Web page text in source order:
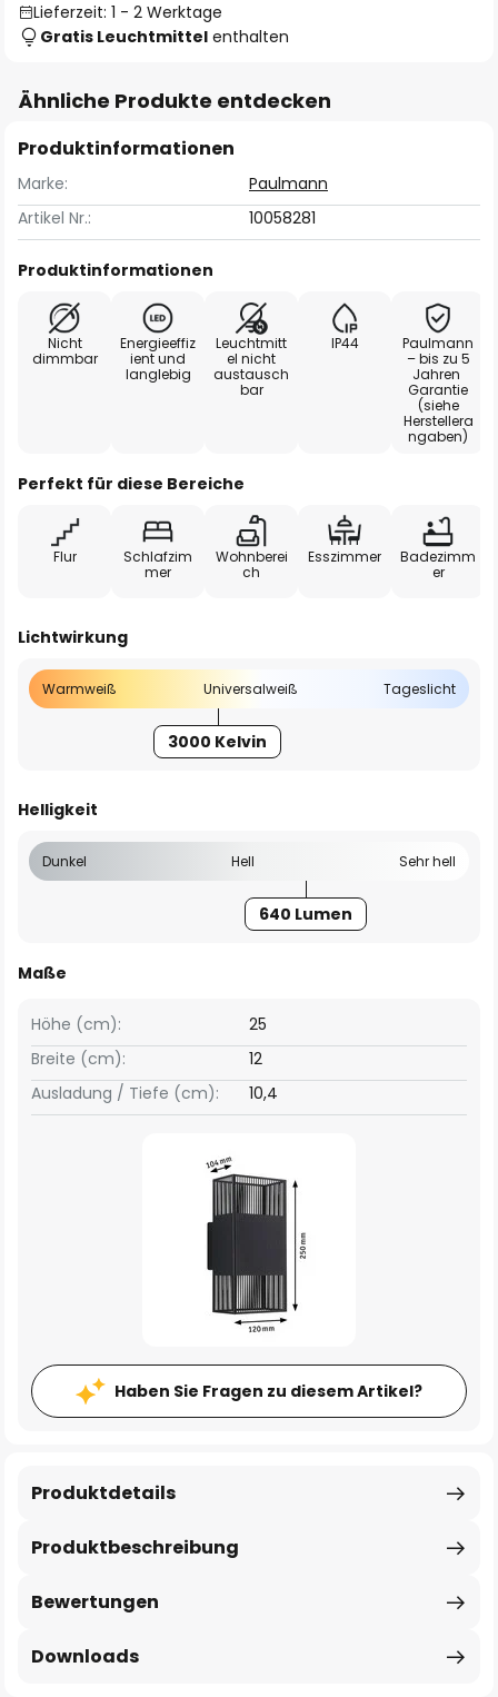
Lieferzeit: 1 - 2 Werktage
Gratis Leuchtmittel enthalten
Ähnliche Produkte entdecken
Produktinformationen
Marke:
Paulmann
Artikel Nr.:
10058281
Produktinformationen
Nicht
dimmbar
Energieeffiz
ient und
langlebig
Leuchtmitt
el nicht
austausch
bar
IP44
Paulmann
– bis zu 5
Jahren
Garantie
(siehe
Herstellera
ngaben)
Perfekt für diese Bereiche
Flur
Schlafzim
mer
Wohnberei
ch
Esszimmer
Badezimm
er
Lichtwirkung
Warmweiß Universalweiß Tageslicht
3000 Kelvin
Helligkeit
Dunkel Hell Sehr hell
640 Lumen
Maße
Breite (cm): 12
Höhe (cm): 25
Ausladung / Tiefe (cm): 10,4
Haben Sie Fragen zu diesem Artikel?
Produktbeschreibung
Produktdetails
Bewertungen
Downloads